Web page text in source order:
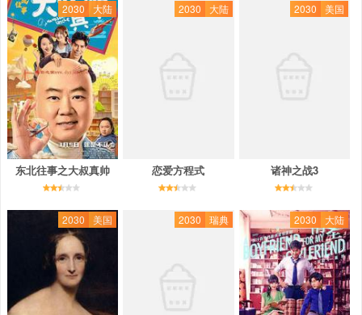
2030 大陆
东北往事之大叔真帅
2030 大陆
恋爱方程式
2030 美国
诸神之战3
2030 美国 2030 瑞典 2030 大陆